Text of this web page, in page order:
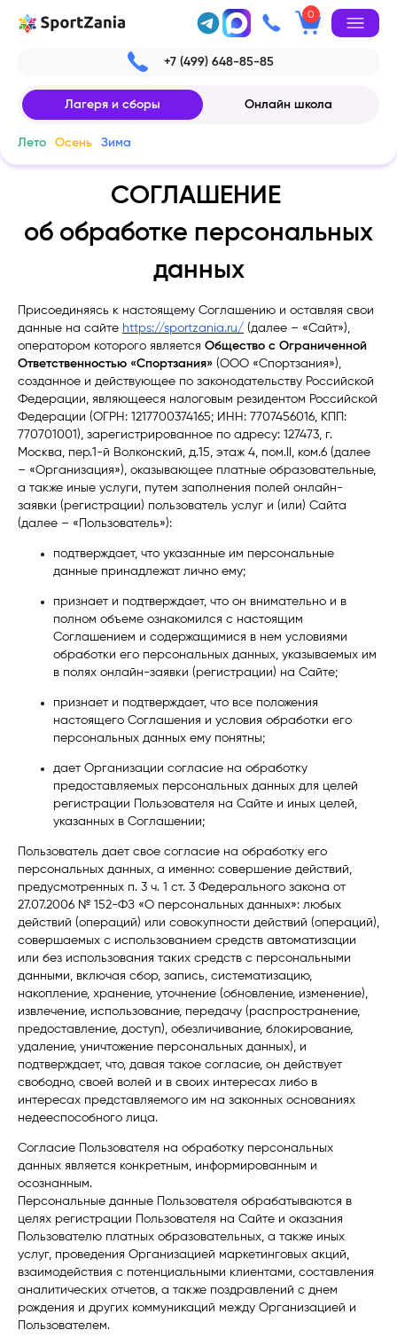
0
+7 (499) 648-85-85
Лагеря и сборы Онлайн школа
Лето Осень Зима
СОГЛАШЕНИЕ
об обработке персональных
данных
Присоединяясь к настоящему Соглашению и оставляя свои
данные на cайте https://sportzania.ru/ (далее – «Сайт»),
оператором которого является Общество с Ограниченной
Ответственностью «Спортзания» (ООО «Спортзания»),
созданное и действующее по законодательству Российской
Федерации, являющееся налоговым резидентом Российской
Федерации (ОГРН: 1217700374165; ИНН: 7707456016, КПП:
770701001), зарегистрированное по адресу: 127473, г.
Москва, пер.1-й Волконский, д.15, этаж 4, пом.II, ком.6 (далее
– «Организация»), оказывающее платные образовательные,
а также иные услуги, путем заполнения полей онлайн-
заявки (регистрации) пользователь услуг и (или) Сайта
(далее – «Пользователь»):
подтверждает, что указанные им персональные
данные принадлежат лично ему;
признает и подтверждает, что он внимательно и в
полном объеме ознакомился с настоящим
Соглашением и содержащимися в нем условиями
обработки его персональных данных, указываемых им
в полях онлайн-заявки (регистрации) на Сайте;
признает и подтверждает, что все положения
настоящего Соглашения и условия обработки его
персональных данных ему понятны;
дает Организации согласие на обработку
предоставляемых персональных данных для целей
регистрации Пользователя на Сайте и иных целей,
указанных в Соглашении;
Пользователь дает свое согласие на обработку его
персональных данных, а именно: совершение действий,
предусмотренных п. 3 ч. 1 ст. 3 Федерального закона от
27.07.2006 № 152-ФЗ «О персональных данных»: любых
действий (операций) или совокупности действий (операций),
совершаемых с использованием средств автоматизации
или без использования таких средств с персональными
данными, включая сбор, запись, систематизацию,
накопление, хранение, уточнение (обновление, изменение),
извлечение, использование, передачу (распространение,
предоставление, доступ), обезличивание, блокирование,
удаление, уничтожение персональных данных), и
подтверждает, что, давая такое согласие, он действует
свободно, своей волей и в своих интересах либо в
интересах представляемого им на законных основаниях
недееспособного лица.
Согласие Пользователя на обработку персональных
данных является конкретным, информированным и
осознанным.
Персональные данные Пользователя обрабатываются в
целях регистрации Пользователя на Сайте и оказания
Пользователю платных образовательных, а также иных
услуг, проведения Организацией маркетинговых акций,
взаимодействия с потенциальными клиентами, составления
аналитических отчетов, а также поздравлений с днем
рождения и других коммуникаций между Организацией и
Пользователем.